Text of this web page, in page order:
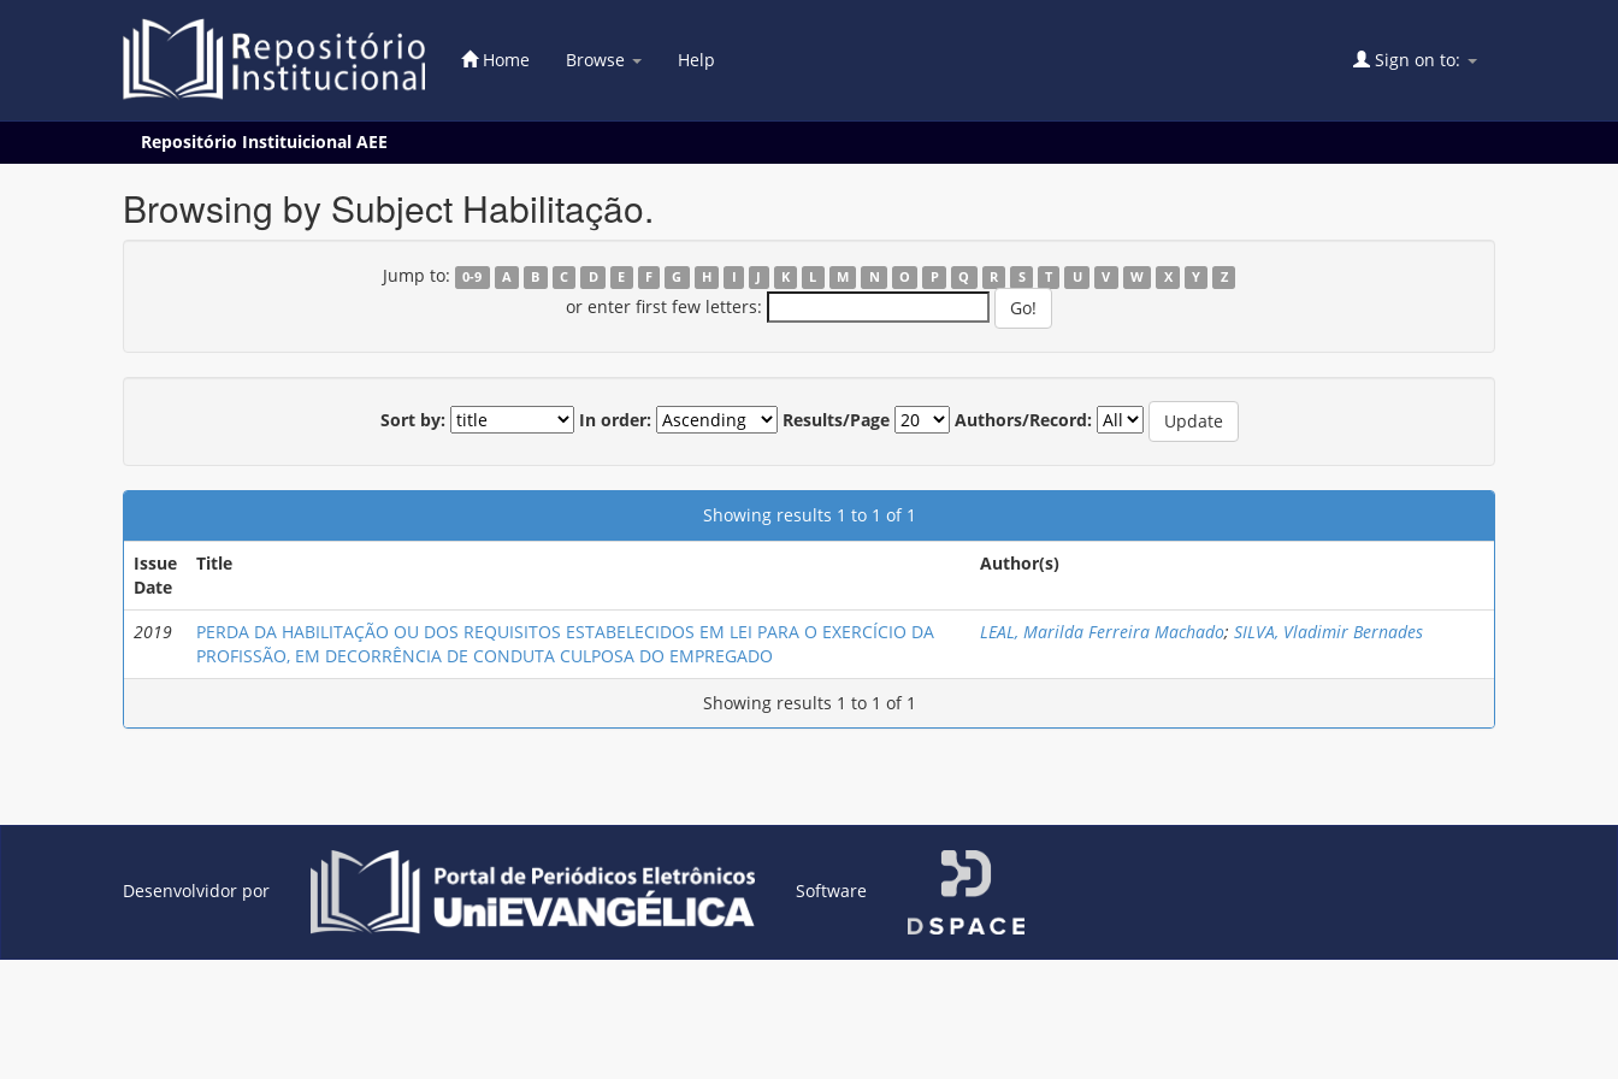
Home Browse Help Sign on to:
Repositório Instituicional AEE
Browsing by Subject Habilitação.
Jump to: 0-9 A B C D E F G H I J K L M N O P Q R S T U V W X Y Z
or enter first few letters:
Sort by: In order: Results/Page Authors/Record:
Showing results 1 to 1 of 1
Issue
Date
Title Author(s)
2019
PERDA DA HABILITAÇÃO OU DOS REQUISITOS ESTABELECIDOS EM LEI PARA O EXERCÍCIO DA
PROFISSÃO, EM DECORRÊNCIA DE CONDUTA CULPOSA DO EMPREGADO
LEAL, Marilda Ferreira Machado; SILVA, Vladimir Bernades
Showing results 1 to 1 of 1
Desenvolvidor por Software